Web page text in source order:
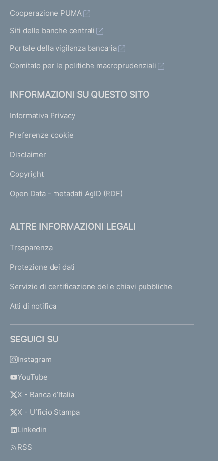
Cooperazione PUMA
Siti delle banche centrali
Portale della vigilanza bancaria
Comitato per le politiche macroprudenziali
INFORMAZIONI SU QUESTO SITO
Informativa Privacy
Preferenze cookie
Disclaimer
Copyright
Open Data - metadati AgID (RDF)
ALTRE INFORMAZIONI LEGALI
Trasparenza
Protezione dei dati
Servizio di certificazione delle chiavi pubbliche
Atti di notifica
SEGUICI SU
Instagram
YouTube
X - Banca d’Italia
X - Ufficio Stampa
Linkedin
RSS